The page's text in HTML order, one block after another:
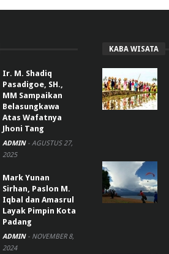
Ir. M. Shadiq
Pasadigoe, SH.,
MM Sampaikan
Belasungkawa
Atas Wafatnya
Jhoni Tang
ADMIN - AGUSTUS 27,
2025
Mark Yunan
Sirhan, Paslon M.
Iqbal dan Amasrul
Layak Pimpin Kota
Padang
ADMIN - NOVEMBER 8,
2024
KABA WISATA